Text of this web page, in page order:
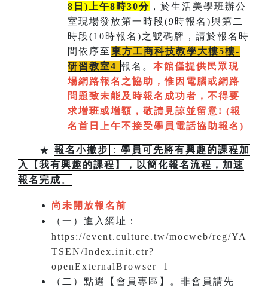
8日)上午8時30分 ，於生活美學班辦公
室現場發放第一時段(9時報名)與第二
時段(10時報名)之號碼牌，請於報名時
間依序至 東方工商科技教學大樓5樓-
研習教室4 報名。本館僅提供民眾現
場網路報名之協助，惟因電腦或網路
問題致未能及時報名成功者，不得要
求增班或增額，敬請見諒並留意! (報
名首日上午不接受學員電話協助報名)
★ 報名小撇步 ： 學員可先將有興趣的課程加
入【我有興趣的課程】，以簡化報名流程，加速
報名完成。
尚未開放報名前
（一）進入網址：
https://event.culture.tw/mocweb/reg/YA
TSEN/Index.init.ctr?
openExternalBrowser=1
（二）點選【會員專區】。非會員請先